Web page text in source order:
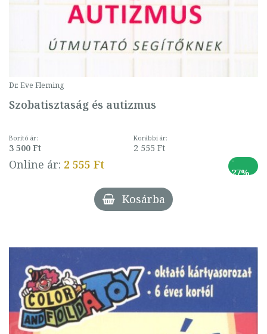
Dr. Eve Fleming
Szobatisztaság és autizmus
Borító ár:
3 500 Ft
Korábbi ár:
2 555 Ft
Online ár: 2 555 Ft
-
27%
Kosárba